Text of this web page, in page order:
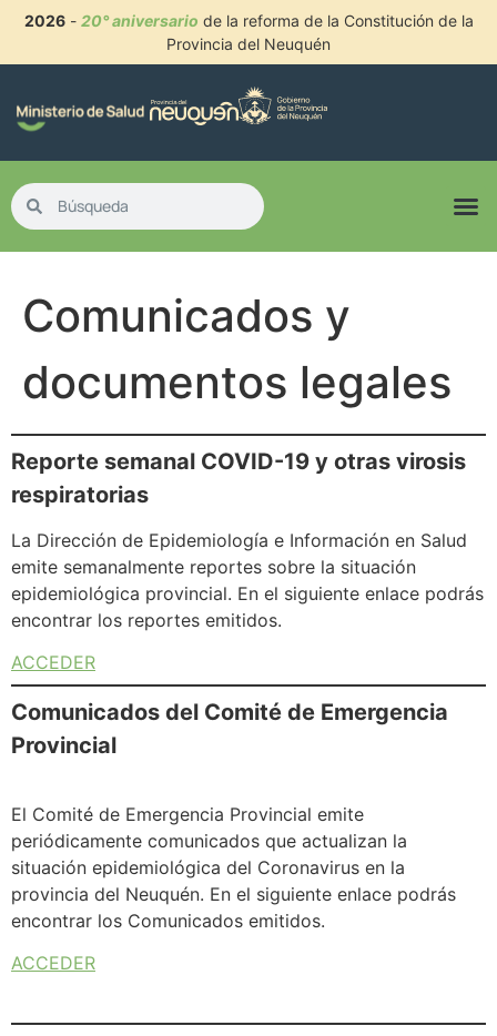
2026- 20° aniversario de la reforma de la Constitución de la
Provincia del Neuquén
Comunicados y
documentos legales
Reporte semanal COVID-19 y otras virosis
respiratorias
La Dirección de Epidemiología e Información en Salud
emite semanalmente reportes sobre la situación
epidemiológica provincial. En el siguiente enlace podrás
encontrar los reportes emitidos.
ACCEDER
Comunicados del Comité de Emergencia
Provincial
El Comité de Emergencia Provincial emite
periódicamente comunicados que actualizan la
situación epidemiológica del Coronavirus en la
provincia del Neuquén. En el siguiente enlace podrás
encontrar los Comunicados emitidos.
ACCEDER